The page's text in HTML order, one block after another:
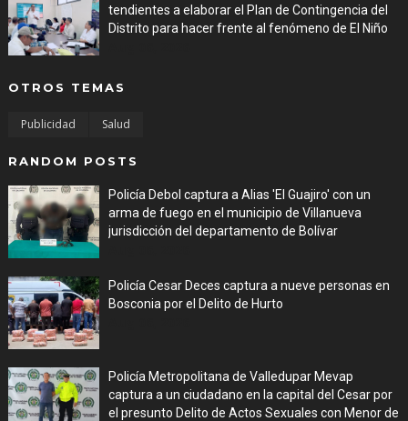
tendientes a elaborar el Plan de Contingencia del
Distrito para hacer frente al fenómeno de El Niño
OTROS TEMAS
Publicidad Salud
RANDOM POSTS
Policía Debol captura a Alias 'El Guajiro' con un
arma de fuego en el municipio de Villanueva
jurisdicción del departamento de Bolívar
Policía Cesar Deces captura a nueve personas en
Bosconia por el Delito de Hurto
Policía Metropolitana de Valledupar Mevap
captura a un ciudadano en la capital del Cesar por
el presunto Delito de Actos Sexuales con Menor de